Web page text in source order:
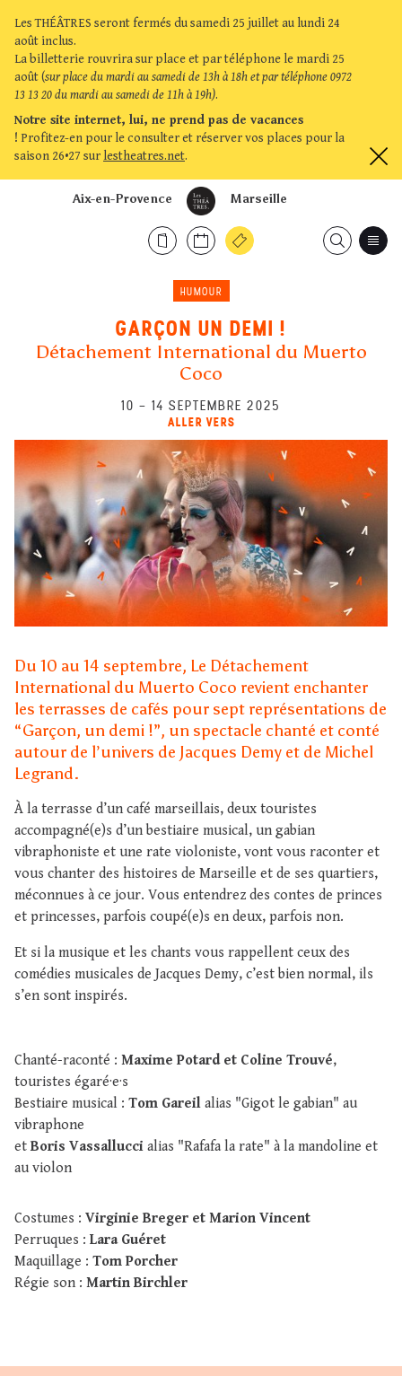
Les THÉÂTRES seront fermés du samedi 25 juillet au lundi 24
août inclus.
La billetterie rouvrira sur place et par téléphone le mardi 25
août (sur place du mardi au samedi de 13h à 18h et par téléphone 0972
13 13 20 du mardi au samedi de 11h à 19h).
Notre site internet, lui, ne prend pas de vacances
! Profitez-en pour le consulter et réserver vos places pour la
saison 26•27 sur lestheatres.net.
Marseille
Aix-en-Provence
HUMOUR
GARÇON UN DEMI !
Détachement International du Muerto
Coco
10 – 14 SEPTEMBRE 2025
ALLER VERS
Du 10 au 14 septembre, Le Détachement
International du Muerto Coco revient enchanter
les terrasses de cafés pour sept représentations de
“Garçon, un demi !”, un spectacle chanté et conté
autour de l’univers de Jacques Demy et de Michel
Legrand.
À la terrasse d’un café marseillais, deux touristes
accompagné(e)s d’un bestiaire musical, un gabian
vibraphoniste et une rate violoniste, vont vous raconter et
vous chanter des histoires de Marseille et de ses quartiers,
méconnues à ce jour. Vous entendrez des contes de princes
et princesses, parfois coupé(e)s en deux, parfois non.
Et si la musique et les chants vous rappellent ceux des
comédies musicales de Jacques Demy, c’est bien normal, ils
s’en sont inspirés.
Chanté-raconté : Maxime Potard et Coline Trouvé,
touristes égaré·e·s
Bestiaire musical : Tom Gareil alias "Gigot le gabian" au
vibraphone
et Boris Vassallucci alias "Rafafa la rate" à la mandoline et
au violon
Costumes : Virginie Breger et Marion Vincent
Perruques : Lara Guéret
Maquillage : Tom Porcher
Régie son : Martin Birchler